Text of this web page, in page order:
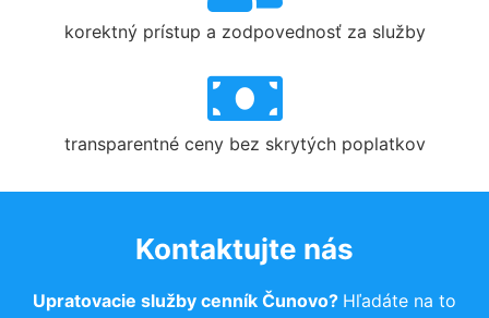
korektný prístup a zodpovednosť za služby
transparentné ceny bez skrytých poplatkov
Kontaktujte nás
Upratovacie služby cenník Čunovo? Hľadáte na to